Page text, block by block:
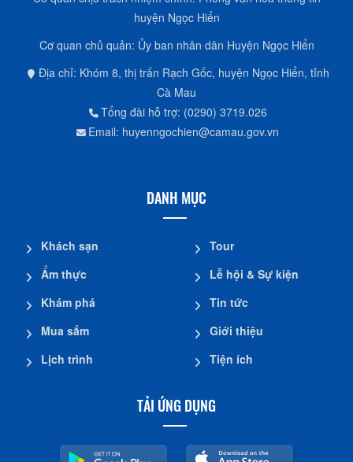
huyện Ngọc Hiển
Cơ quan chủ quản: Ủy ban nhân dân Huyện Ngọc Hiển
Địa chỉ: Khóm 8, thị trấn Rạch Gốc, huyện Ngọc Hiển, tỉnh
Cà Mau
Tổng đài hỗ trợ: (0290) 3719.026
Email: huyenngochien@camau.gov.vn
DANH MỤC
Khách sạn
Ẩm thực
Khám phá
Mua sắm
Lịch trình
Tour
Lễ hội & Sự kiện
Tin tức
Giới thiệu
Tiện ích
TẢI ỨNG DỤNG